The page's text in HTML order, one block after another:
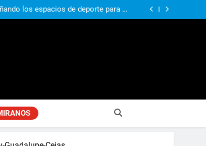
desarrollo de la comunidad
libro sobre Pilar: “Hay historias
las plasma, se pierden para siempre”
entre jefes comunales del GBA
los espacios de deporte para el
libro sobre Pilar: “Hay historias
entre jefes comunales del GBA